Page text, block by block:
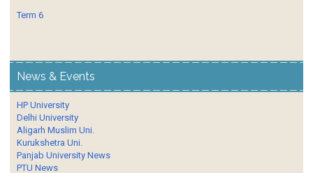
Term 6
News & Events
HP University
Delhi University
Aligarh Muslim Uni.
Kurukshetra Uni.
Panjab University News
PTU News